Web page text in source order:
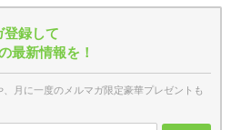
録して
最新情報を！
月に一度のメルマガ限定豪華プレゼントも